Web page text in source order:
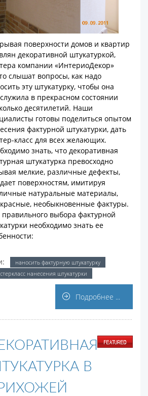
поверхности домов и квартир
декоративной штукатуркой,
компании «ИнтериоДекор»
слышат вопросы, как надо
эту штукатурку, чтобы она
в прекрасном состоянии
десятилетий. Наши
готовы поделиться опытом
фактурной штукатурки, дать
класс для всех желающих.
знать, что декоративная
штукатурка превосходно
мелкие, различные дефекты,
поверхностям, имитируя
натуральные материалы,
необыкновенные фактуры.
выбора фактурной
необходимо знать ее
наносить фактурную штукатурку
нанесения штукатурки
Подробнее ...
В